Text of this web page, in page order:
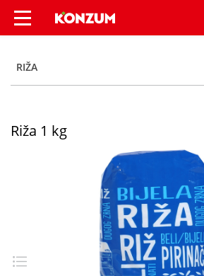
Riža 1 kg - Konzum
RIŽA
Riža 1 kg